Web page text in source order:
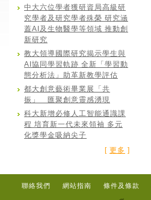
中大六位學者獲研資局高級研
究學者及研究學者殊榮 研究涵
蓋AI及生物醫學等領域 推動創
新研究
教大領導國際研究揭示學生與
AI協同學習軌跡 全新「學習動
態分析法」助革新教學評估
都大創意藝術畢業展「共
振」 匯聚創意靈感湧現
科大新增必修人工智能通識課
程 培育新一代未來領袖 多元
化獎學金吸納尖子
[ 更多 ]
聯絡我們 網站指南 條件及條款